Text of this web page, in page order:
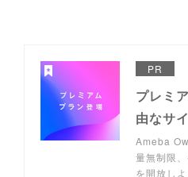
PR
プレミ
由なサ
Ameba
量無制限
を開放しよ